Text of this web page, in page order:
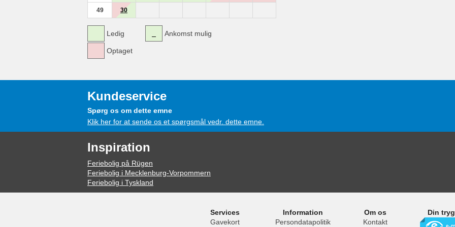
49 30
Ledig
Optaget
Ankomst mulig
Kundeservice
Spørg os om dette emne
Klik her for at sende os et spørgsmål vedr. dette emne.
Inspiration
Feriebolig på Rügen
Feriebolig i Mecklenburg-Vorpommern
Feriebolig i Tyskland
Services
Gavekort
Information
Persondatapolitik
Om os
Kontakt
Din